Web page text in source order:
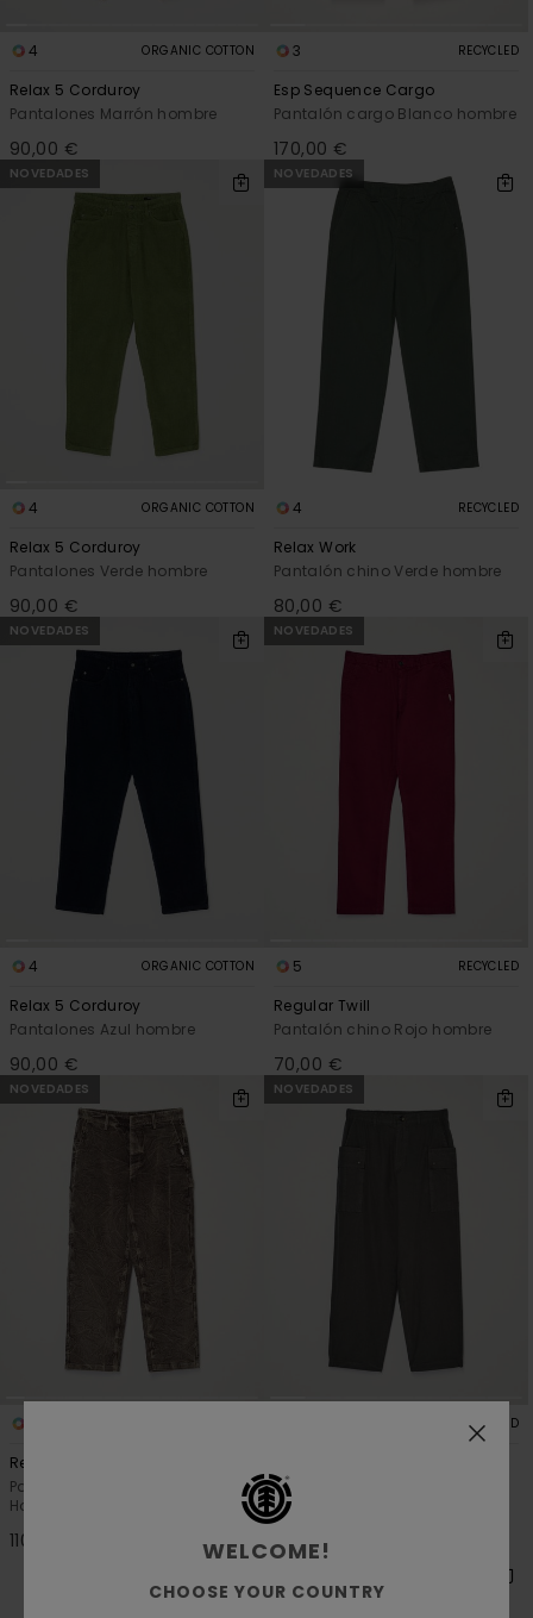
4 ORGANIC COTTON
Relax 5 Corduroy
Pantalones Marrón hombre
90,00 €
3 RECYCLED
Esp Sequence Cargo
Pantalón cargo Blanco hombre
170,00 €
NOVEDADES
4 ORGANIC COTTON
Relax 5 Corduroy
Pantalones Verde hombre
90,00 €
NOVEDADES
4 RECYCLED
Relax Work
Pantalón chino Verde hombre
80,00 €
NOVEDADES
4 ORGANIC COTTON
Relax 5 Corduroy
Pantalones Azul hombre
90,00 €
NOVEDADES
5 RECYCLED
Regular Twill
Pantalón chino Rojo hombre
70,00 €
NOVEDADES
Relax Carpenter Washed
Pantalón de pana Marrón
Hombre
110,00 €
NOVEDADES
RECYCLED
Pantalón cargo Verde hombre
170,00 €
WELCOME!
CHOOSE YOUR COUNTRY